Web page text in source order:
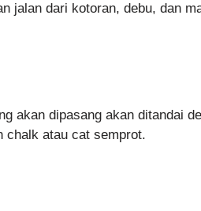
jalan dari kotoran, debu, dan
akan dipasang akan ditandai
chalk atau cat semprot.